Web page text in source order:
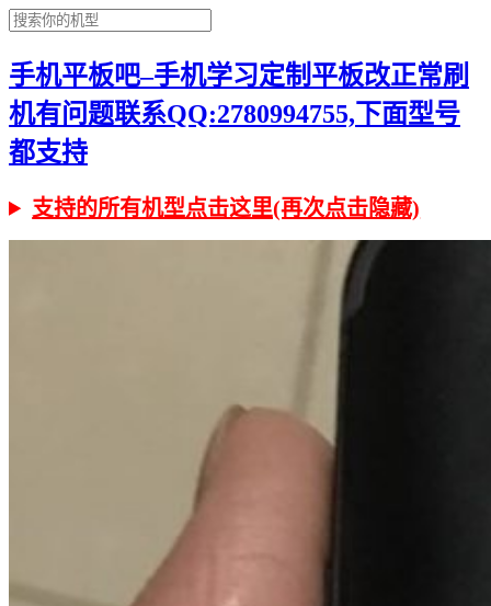
手机平板吧–手机学习定制平板改正常刷
机有问题联系QQ:2780994755,下面型号
都支持
支持的所有机型点击这里(再次点击隐藏)